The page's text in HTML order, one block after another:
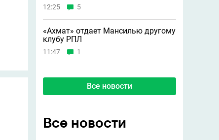
12:25 5
«Ахмат» отдает Мансилью другому
клубу РПЛ
11:47 1
Все новости
Все новости